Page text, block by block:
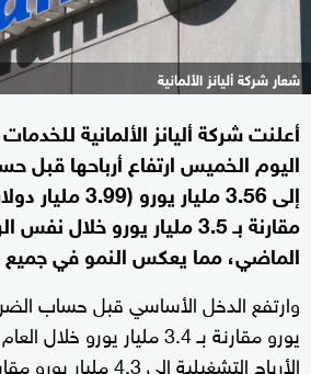
شعار شركة أليانز الألمانية
أعلنت شركة أليانز الألمانية للخدمات
اليوم الخميس ارتفاع أرباحها
إلى 3.56 مليار
مقارنة بـ 3.5 مليار يورو خلال
الماضي، مما يعكس النمو في جميع
يورو مقارنة بـ 3.4 مليار